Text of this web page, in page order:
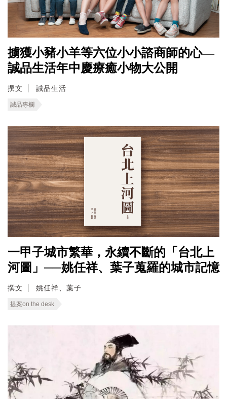
擄獲小豬小羊等六位小小諮商師的心—
誠品生活年中慶療癒小物大公開
撰文 誠品生活
誠品專欄
一甲子城市繁華，永續不斷的「台北上
河圖」──姚任祥、葉子蒐羅的城市記憶
撰文 姚任祥、葉子
提案on the desk